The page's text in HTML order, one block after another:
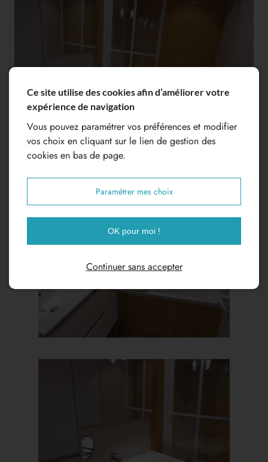
Ce site utilise des cookies afin d’améliorer votre
expérience de navigation
Vous pouvez paramétrer vos préférences et modifier
vos choix en cliquant sur le lien de gestion des
cookies en bas de page.
Paramétrer mes choix
OK pour moi !
Continuer sans accepter